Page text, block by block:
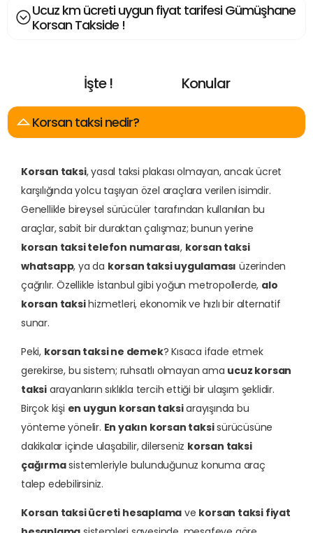
Ucuz km ücreti uygun fiyat tarifesi Gümüşhane
Korsan Takside !
İşte !
Konular
Korsan taksi nedir?
Korsan taksi, yasal taksi plakası olmayan, ancak ücret
karşılığında yolcu taşıyan özel araçlara verilen isimdir.
Genellikle bireysel sürücüler tarafından kullanılan bu
araçlar, sabit bir duraktan çalışmaz; bunun yerine
korsan taksi telefon numarası, korsan taksi
whatsapp, ya da korsan taksi uygulaması üzerinden
çağrılır. Özellikle İstanbul gibi yoğun metropollerde, alo
korsan taksihizmetleri, ekonomik ve hızlı bir alternatif
sunar.
Peki, korsan taksi ne demek? Kısaca ifade etmek
gerekirse, bu sistem; ruhsatlı olmayan ama ucuz korsan
taksi arayanların sıklıkla tercih ettiği bir ulaşım şeklidir.
Birçok kişi en uygun korsan taksiarayışında bu
yönteme yönelir. En yakın korsan taksisürücüsüne
dakikalar içinde ulaşabilir, dilerseniz korsan taksi
çağırmasistemleriyle bulunduğunuz konuma araç
talep edebilirsiniz.
Korsan taksi ücreti hesaplama ve korsan taksi fiyat